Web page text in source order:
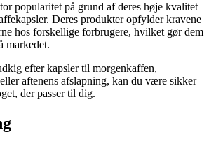
popularitet på grund af deres høje kvalitet
Deres produkter opfylder kravene
hos forskellige forbrugere, hvilket gør dem
markedet.
efter kapsler til morgenkaffen,
aftenens afslapning, kan du være sikker
der passer til dig.